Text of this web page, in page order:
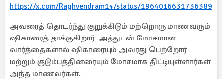
https://x.com/Raghvendram14/status/
அவரைத் தொடர்ந்து குறுக்கிடும் மற்றொரு மாணவரும்
ஷிகாரைத் தாக்குகிறார். அத்துடன் மோசமான
வார்த்தைகளால் ஷிகாரையும் அவரது பெற்றோர்
மற்றும் குடும்பத்தினரையும் மோசமாக திட்டியுள்ளார்கள்
அந்த மாணவர்கள்.